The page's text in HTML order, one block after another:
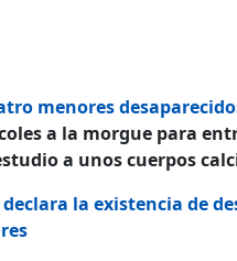
menores
a la morgue para
a unos cuerpos
declara la existencia de